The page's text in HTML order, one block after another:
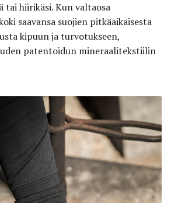
tai hiirikäsi. Kun valtaosa
saavansa suojien pitkäaikaisesta
kipuun ja turvotukseen,
patentoidun mineraalitekstiilin